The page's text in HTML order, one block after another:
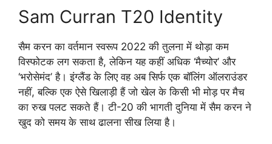
Sam Curran T20 Identity
सैम करन का वर्तमान स्वरूप 2022 की तुलना में थोड़ा कम
विस्फोटक लग सकता है, लेकिन यह कहीं अधिक ‘मैच्योर’ और
‘भरोसेमंद’ है। इंग्लैंड के लिए वह अब सिर्फ एक बॉलिंग ऑलराउंडर
नहीं, बल्कि एक ऐसे खिलाड़ी हैं जो खेल के किसी भी मोड़ पर मैच
का रुख पलट सकते हैं। टी-20 की भागती दुनिया में सैम करन ने
खुद को समय के साथ ढालना सीख लिया है।